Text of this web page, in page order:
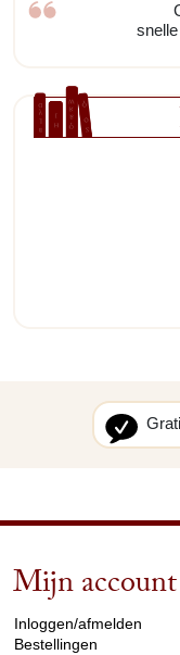
Mijn account
Inloggen/afmelden
Bestellingen